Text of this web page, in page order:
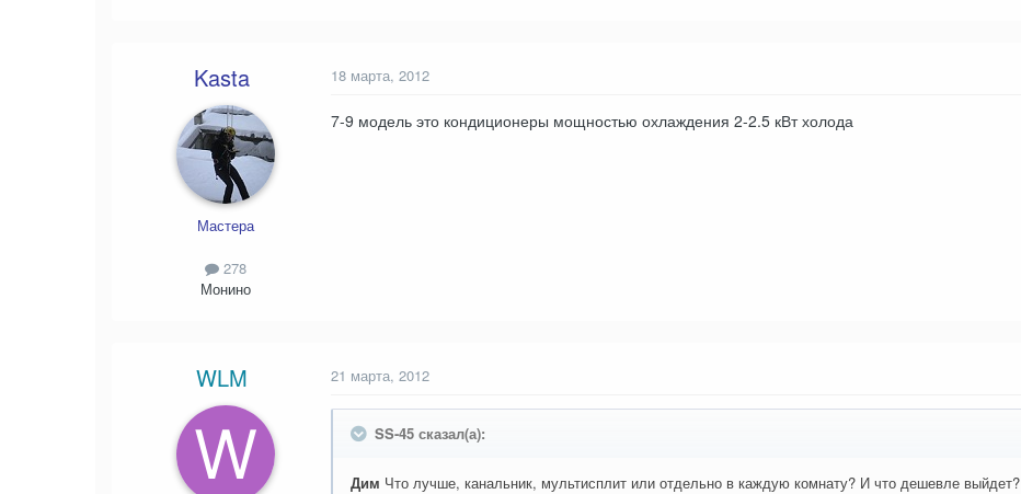
Kasta
Мастера
278
Монино
18 марта, 2012
7-9 модель это кондиционеры мощностью охлаждения 2-2.5 кВт холода
WLM 21 марта, 2012
SS-45 сказал(а):
Дим Что лучше, канальник, мультисплит или отдельно в каждую комнату? И что дешевле выйдет?